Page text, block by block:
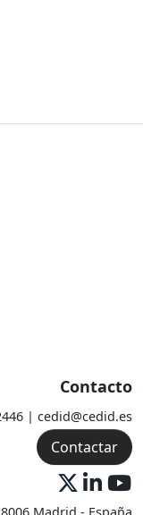
Contacto
| cedid@cedid.es
Contactar